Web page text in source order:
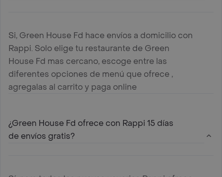
Si, Green House Fd hace envíos a domicilio con
Rappi. Solo elige tu restaurante de Green
House Fd mas cercano, escoge entre las
diferentes opciones de menú que ofrece ,
agregalas al carrito y paga online
¿Green House Fd ofrece con Rappi 15 días
de envíos gratis?